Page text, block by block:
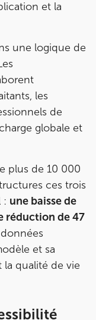
et la
une logique de
les
de
globale et
plus de 10 000
ces trois
: une baisse de
réduction de 47
et sa
la qualité de vie